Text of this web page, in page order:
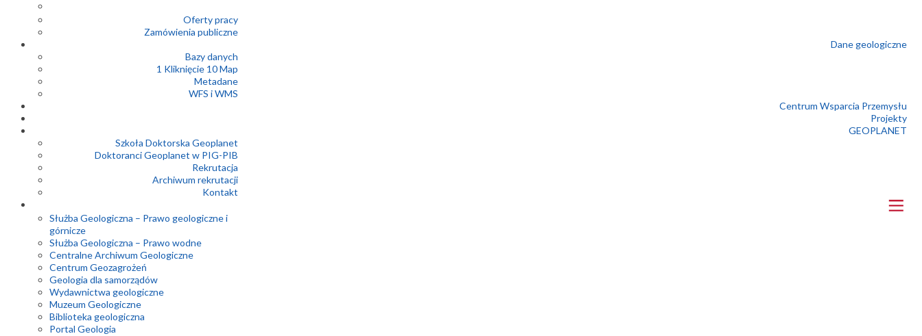
Oferty pracy
Zamówienia publiczne
Dane geologiczne
Bazy danych
1 Kliknięcie 10 Map
Metadane
WFS i WMS
Centrum Wsparcia Przemysłu
Projekty
GEOPLANET
Szkoła Doktorska Geoplanet
Doktoranci Geoplanet w PIG-PIB
Rekrutacja
Archiwum rekrutacji
Kontakt
Służba Geologiczna – Prawo geologiczne i
górnicze
Służba Geologiczna – Prawo wodne
Centralne Archiwum Geologiczne
Centrum Geozagrożeń
Geologia dla samorządów
Wydawnictwa geologiczne
Muzeum Geologiczne
Biblioteka geologiczna
Portal Geologia